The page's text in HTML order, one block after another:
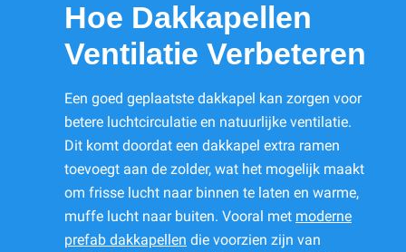
Hoe Dakkapellen
Ventilatie Verbeteren
Een goed geplaatste dakkapel kan zorgen voor
betere luchtcirculatie en natuurlijke ventilatie.
Dit komt doordat een dakkapel extra ramen
toevoegt aan de zolder, wat het mogelijk maakt
om frisse lucht naar binnen te laten en warme,
muffe lucht naar buiten. Vooral met moderne
prefab dakkapellen die voorzien zijn van